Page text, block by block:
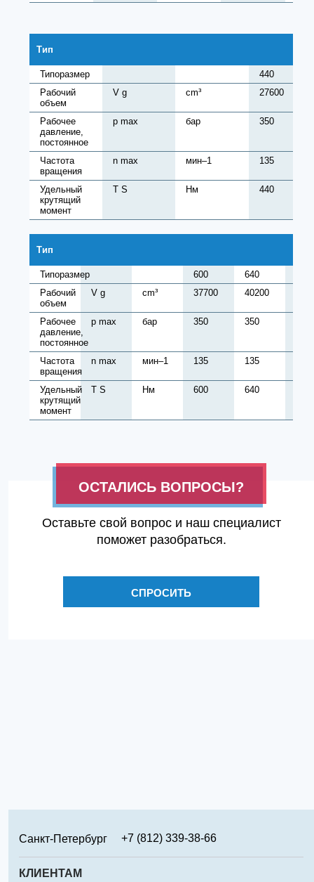
Тип
Типоразмер
440
Рабочий
объем
V g cm³ 27600
Рабочее
давление,
постоянное
p max бар 350
Частота
вращения
n max мин–1 135
Удельный
крутящий
момент
T S Нм 440
Тип
Типоразмер 600 640
Рабочий
объем
V g cm³ 37700 40200
Рабочее
давление,
постоянное
p max бар 350 350
Частота
вращения
n max мин–1 135 135
Удельный
крутящий
момент
T S Нм 600 640
ОСТАЛИСЬ ВОПРОСЫ?
Оставьте свой вопрос и наш специалист
поможет разобраться.
СПРОСИТЬ
Санкт-Петербург
+7 (812) 339-38-66
Москва
+7 (499) 346-65-02
КЛИЕНТАМ